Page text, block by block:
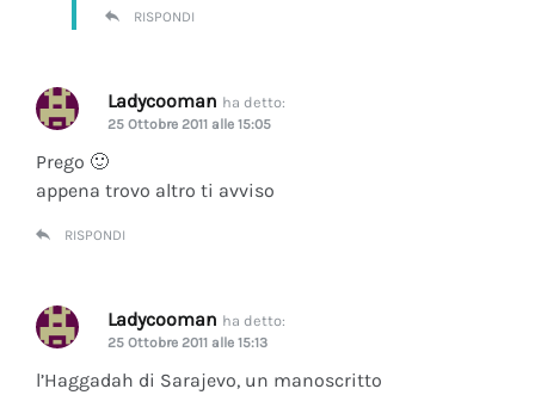
RISPONDI
Ladycooman ha detto:
25 Ottobre 2011 alle 15:05
Prego 🙂
appena trovo altro ti avviso
RISPONDI
Ladycooman ha detto:
25 Ottobre 2011 alle 15:13
l’Haggadah di Sarajevo, un manoscritto